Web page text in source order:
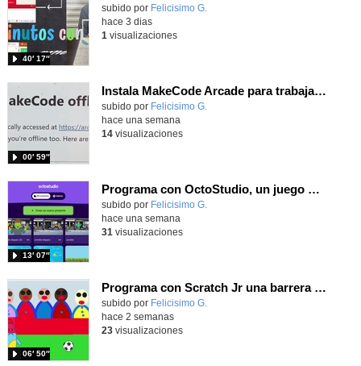
Contenido educativo.
subido por Felicisimo G.
40′ 17″
hace 3 dias
1 visualizaciones
Instala MakeCode Arcade para trabajar offline en tu tablet, ordenador, Chromebook
Contenido educativo.
subido por Felicisimo G.
00′ 59″
hace una semana
14visualizaciones
Programa con OctoStudio, un juego de disparos contra Zombies con un cargador basado en el House of the dead
Contenido educativo.
subido por Felicisimo G.
13′ 07″
hace una semana
31 visualizaciones
Programa con Scratch Jr una barrera que se desplaza para dar sensación de movimiento
Contenido educativo.
subido por Felicisimo G.
06′ 50″
hace 2 semanas
23visualizaciones